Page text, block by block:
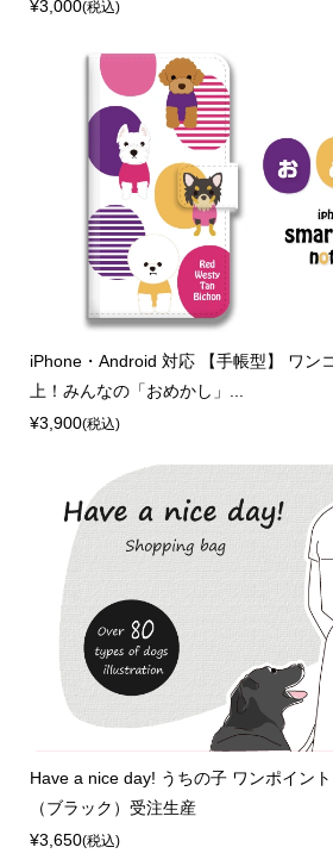
¥3,000(税込)
iPhone・Android 対応 【手帳型】 ワン
上！みんなの「おめかし」...
¥3,900(税込)
Have a nice day! うちの子 ワンポイン
（ブラック）受注生産
¥3,650(税込)